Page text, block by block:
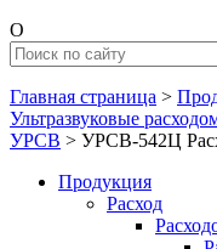
O
Главная страница >
Ультразвуковые
УРСВ > УРСВ-542Ц
Продукция
Расход